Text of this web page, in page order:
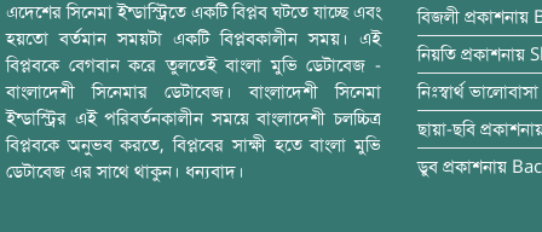
এদেশের সিনেমা ইন্ডাস্ট্রিতে একটি বিপ্লব ঘটতে যাচ্ছে এবং
হয়তো বর্তমান সময়টা একটি বিপ্লবকালীন সময়। এই
বিপ্লবকে বেগবান করে তুলতেই বাংলা মুভি ডেটাবেজ -
বাংলাদেশী সিনেমার ডেটাবেজ। বাংলাদেশী সিনেমা
ইন্ডাস্ট্রির এই পরিবর্তনকালীন সময়ে বাংলাদেশী চলচ্চিত্র
বিপ্লবকে অনুভব করতে, বিপ্লবের সাক্ষী হতে বাংলা মুভি
ডেটাবেজ এর সাথে থাকুন। ধন্যবাদ।
বিজলী প্রকাশনায়
নিয়তি প্রকাশনায়
নিঃস্বার্থ ভালোবাসা
ছায়া-ছবি
ডুব প্রকাশনায়